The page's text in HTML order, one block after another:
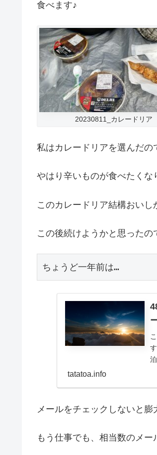
食べます♪
20230811_カレードリア
私はカレードリアを選んだの
やはり辛いものが食べたくな
このカレードリア結構おいし
この後続けようかと思った
ちょうど一年前は…
tatatoa.info
メールをチェックしないと膨
もう仕事でも、相当数のメー